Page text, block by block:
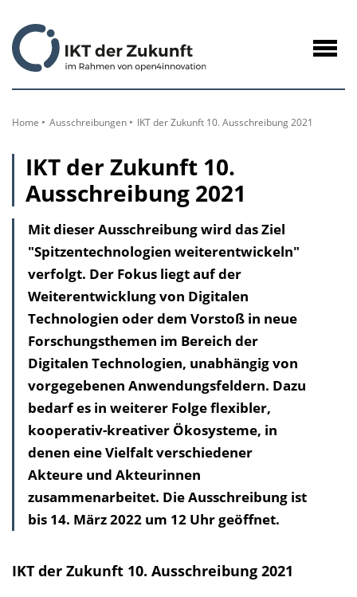
Inhalt
Home Ausschreibungen IKT der Zukunft 10. Ausschreibung 2021
IKT der Zukunft 10.
Ausschreibung 2021
Mit dieser Ausschreibung wird das Ziel
"Spitzentechnologien weiterentwickeln"
verfolgt. Der Fokus liegt auf der
Weiterentwicklung von Digitalen
Technologien oder dem Vorstoß in neue
Forschungsthemen im Bereich der
Digitalen Technologien, unabhängig von
vorgegebenen Anwendungsfeldern. Dazu
bedarf es in weiterer Folge flexibler,
kooperativ-kreativer Ökosysteme, in
denen eine Vielfalt verschiedener
Akteure und Akteurinnen
zusammenarbeitet. Die Ausschreibung ist
bis 14. März 2022 um 12 Uhr geöffnet.
IKT der Zukunft 10. Ausschreibung 2021